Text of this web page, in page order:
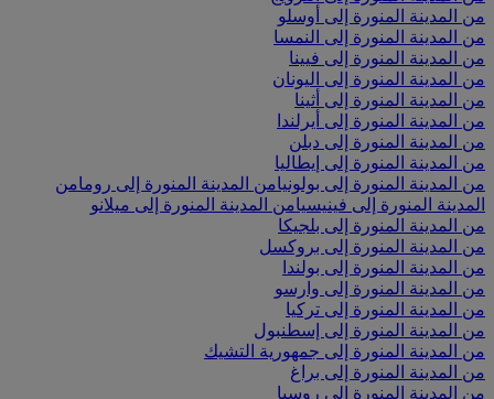
من المدينة المنورة إلى أوسلو
من المدينة المنورة إلى النمسا
من المدينة المنورة إلى فيينا
من المدينة المنورة إلى اليونان
من المدينة المنورة إلى أثينا
من المدينة المنورة إلى أيرلندا
من المدينة المنورة إلى دبلن
من المدينة المنورة إلى إيطاليا
من المدينة المنورة إلى بولونيامن المدينة المنورة إلى رومامن
المدينة المنورة إلى فينيسيامن المدينة المنورة إلى ميلانو
من المدينة المنورة إلى بلجيكا
من المدينة المنورة إلى بروكسل
من المدينة المنورة إلى بولندا
من المدينة المنورة إلى وارسو
من المدينة المنورة إلى تركيا
من المدينة المنورة إلى إسطنبول
من المدينة المنورة إلى جمهورية التشيك
من المدينة المنورة إلى براغ
من المدينة المنورة إلى روسيا